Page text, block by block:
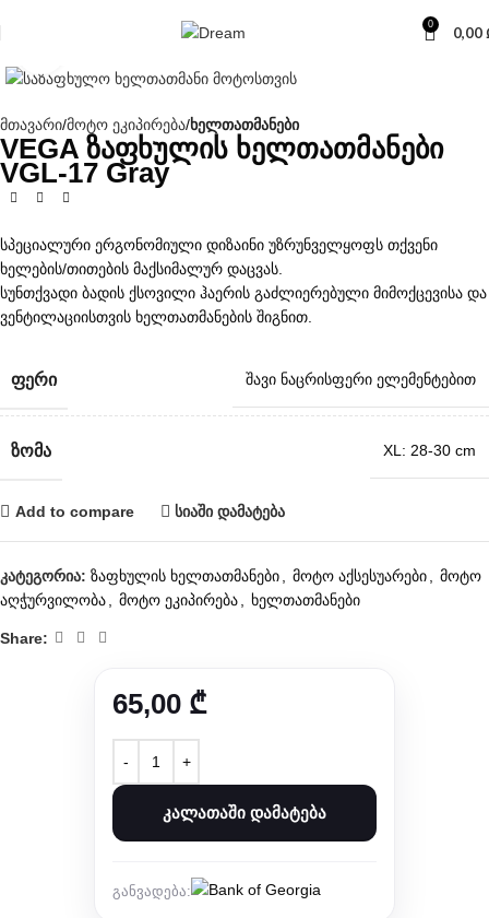
0 0,00
მთავარი მოტო ეკიპირება ხელთათმანები
VEGA ზაფხულის ხელთათმანები
VGL-17 Gray
სპეციალური ერგონომიული დიზაინი უზრუნველყოფს თქვენი
ხელების/თითების მაქსიმალურ დაცვას.
სუნთქვადი ბადის ქსოვილი ჰაერის გაძლიერებული მიმოქცევისა და
ვენტილაციისთვის ხელთათმანების შიგნით.
ᲤᲔᲠᲘ შავი ნაცრისფერი ელემენტებით
ᲖᲝᲛᲐ XL: 28-30 cm
Add to compare სიაში დამატება
კატეგორია: ზაფხულის ხელთათმანები, მოტო აქსესუარები, მოტო
აღჭურვილობა, მოტო ეკიპირება, ხელთათმანები
Share:
65,00 ₾
ᲙᲐᲚᲐᲗᲐᲨᲘ ᲓᲐᲛᲐᲢᲔᲑᲐ
განვადება: